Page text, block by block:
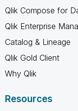
Qlik Compose for
Qlik Enterprise
Catalog & Lineage
Qlik Gold Client
Why Qlik
Resources